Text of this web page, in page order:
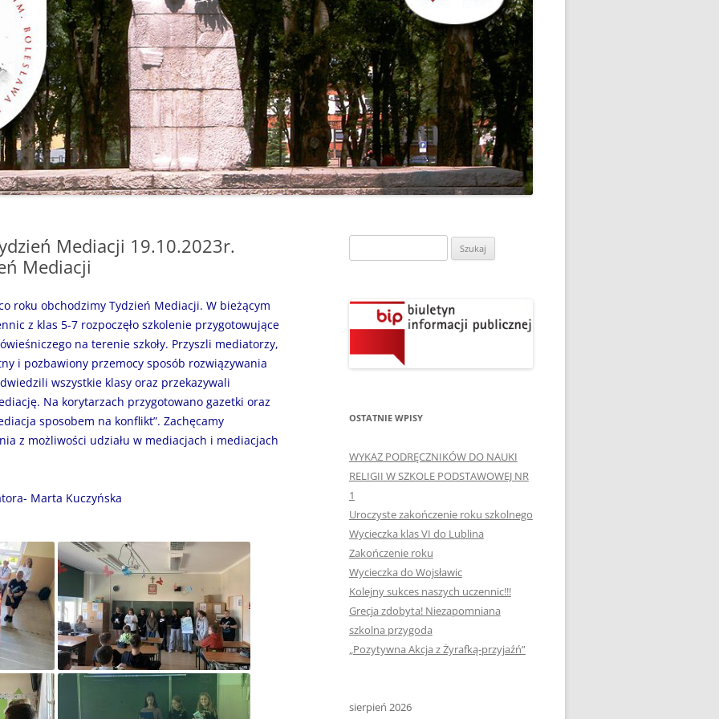
” UMIEM PŁYWAĆ”
„BEZPIECZNA DROGA DO
SZKOŁY Z MRÓWKĄ” ORAZ „
AKADEMIA BEZPIECZNEGO
PUCHATKA”
„BEZPIECZNI W SIECI”
„CO SĄDZĄ DZIECI O NASZEJ
„ESCAPEROOM W ŚWIECIE
HARRYEGO POTTERA”
„HISTORIA W POCZTÓWCE
„HOLA ESPAÑA!” – SPOTKANIA
„JA I MOJA KLASA” – ZAJĘCIA W
KLASACH PIERWSZYCH
„JAK POWSTAJE PLOTKA! „
„JEDYNECZKA” NA LATO :-)
„KODOWANIE – WSTĘP DO
ZARZĄDZENIA
ZDALNE NAUCZANIE
SEKRETARIAT – KONTAKT
DZWONKI
KALENDARZ ROKU
SZKOLNEGO 2025/2026
DZIEŃ OTWARTY PORADNI
PSYCHOLOGICZNO-
PEDAGOGICZNEJ W
HRUBIESZOWIE
SPOSÓB NA ORTOGRAFIĘ W
„KLUBIE ORTOGRAFFITI”
SZKOŁA MYŚLENIA
POZYTYWNEGO’2019
„MĄDRZY RODZICE” – 2019
ŚWIATOWY DZIEŃ KSIĄŻKI W
ORTOGRAFICZNE „DWA
„MIĘDZYNARODOWY DZIEŃ
MEDIACJI”
NAGRODA W KONKURSIE NA
„SZKOLNE KLUBY LIDERÓW
SPOTKANIA Z PODRÓŻNIKIEM
NAGRODA W
SZAFEK SZKOLNYCH
SU
STOŁÓWKA SZKOLNA
ŚWIETLICA
EGZAMIN ÓSMOKLASISTY
ORLIK 2019
MŁODZI MODELARZE Z UKS
„JEDYNKA” NA ZAWODACH
UKS „JEDYNKA” NA 84
TRZY MEDALE Z PUCHARU
Mediacji 19.10.2023r.
Mediacji
roku obchodzimy Tydzień Mediacji. W bieżącym
z klas 5-7 rozpoczęło szkolenie przygotowujące
na terenie szkoły. Przyszli mediatorzy,
i pozbawiony przemocy sposób rozwiązywania
wszystkie klasy oraz przekazywali
Na korytarzach przygotowano gazetki oraz
sposobem na konflikt”. Zachęcamy
z możliwości udziału w mediacjach i mediacjach
Marta Kuczyńska
OSTATNIE WPISY
WYKAZ PODRĘCZNIKÓW DO NAUKI
RELIGII W SZKOLE PODSTAWOWEJ NR
1
Uroczyste zakończenie roku szkolnego
Wycieczka klas VI do Lublina
Zakończenie roku
Wycieczka do Wojsławic
Kolejny sukces naszych uczennic!!!
Grecja zdobyta! Niezapomniana
szkolna przygoda
„Pozytywna Akcja z Żyrafką-przyjaźń”
sierpień 2026